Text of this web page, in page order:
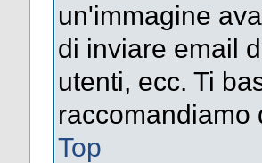
un'immagine
di inviare email
utenti, ecc. Ti
raccomandiamo
Top